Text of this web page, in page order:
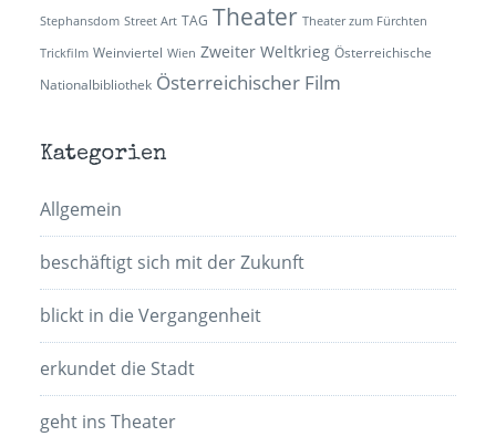
Stephansdom Street Art TAG Theater Theater zum Fürchten
Trickfilm Weinviertel Wien Zweiter Weltkrieg Österreichische
Nationalbibliothek Österreichischer Film
Kategorien
Allgemein
beschäftigt sich mit der Zukunft
blickt in die Vergangenheit
erkundet die Stadt
geht ins Theater